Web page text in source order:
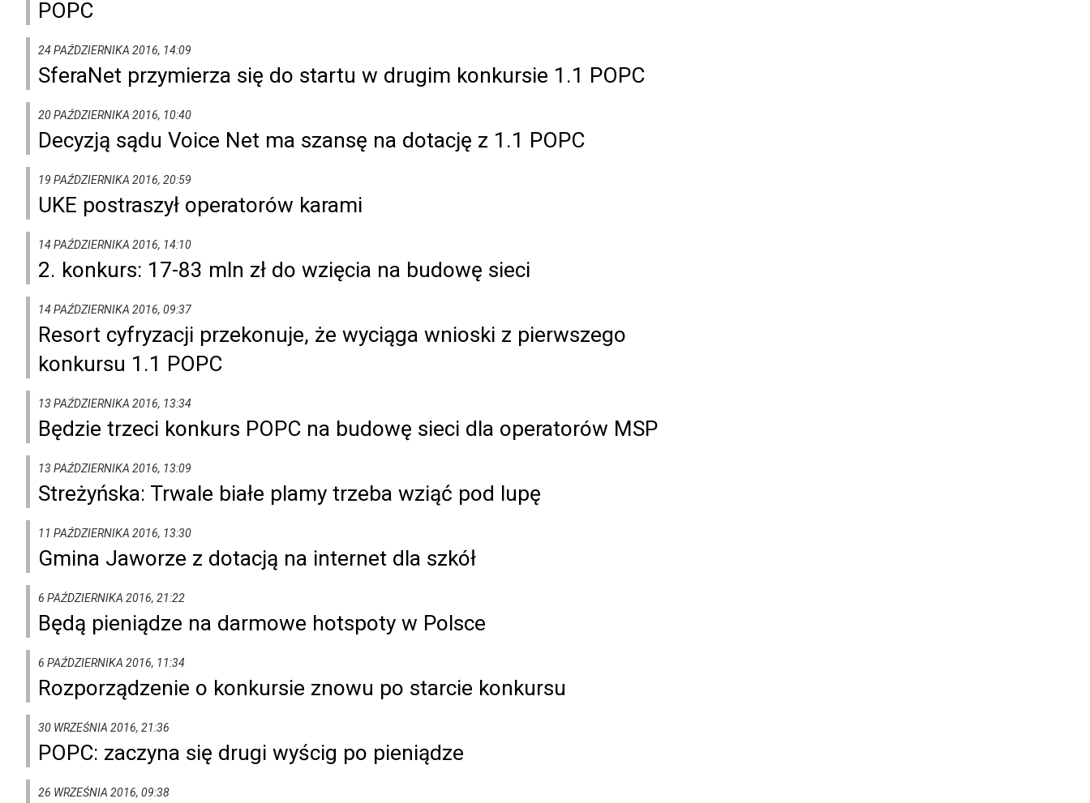
POPC
24 PAŹDZIERNIKA 2016, 14:09
SferaNet przymierza się do startu w drugim konkursie 1.1 POPC
20 PAŹDZIERNIKA 2016, 10:40
Decyzją sądu Voice Net ma szansę na dotację z 1.1 POPC
19 PAŹDZIERNIKA 2016, 20:59
UKE postraszył operatorów karami
14 PAŹDZIERNIKA 2016, 14:10
2. konkurs: 17-83 mln zł do wzięcia na budowę sieci
14 PAŹDZIERNIKA 2016, 09:37
Resort cyfryzacji przekonuje, że wyciąga wnioski z pierwszego
konkursu 1.1 POPC
13 PAŹDZIERNIKA 2016, 13:34
Będzie trzeci konkurs POPC na budowę sieci dla operatorów MSP
13 PAŹDZIERNIKA 2016, 13:09
Streżyńska: Trwale białe plamy trzeba wziąć pod lupę
11 PAŹDZIERNIKA 2016, 13:30
Gmina Jaworze z dotacją na internet dla szkół
6 PAŹDZIERNIKA 2016, 21:22
Będą pieniądze na darmowe hotspoty w Polsce
6 PAŹDZIERNIKA 2016, 11:34
Rozporządzenie o konkursie znowu po starcie konkursu
30 WRZEŚNIA 2016, 21:36
POPC: zaczyna się drugi wyścig po pieniądze
26 WRZEŚNIA 2016, 09:38